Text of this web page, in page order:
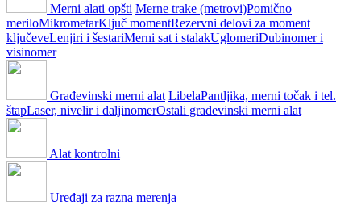
Merni alati opšti Merne trake (metrovi)Pomično
meriloMikrometarKljuč momentRezervni delovi za moment
ključeveLenjiri i šestariMerni sat i stalakUglomeriDubinomer i
visinomer
Građevinski merni alat LibelaPantljika, merni točak i tel.
štapLaser, nivelir i daljinomerOstali građevinski merni alat
Alat kontrolni
Uređaji za razna merenja